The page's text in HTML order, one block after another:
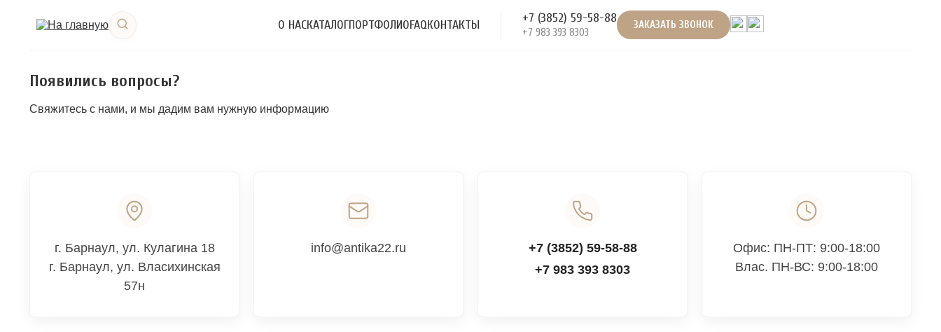
О НАСКАТАЛОГПОРТФОЛИОFAQКОНТАКТЫ +7 (3852) 59-58-88
+7 983 393 8303
ЗАКАЗАТЬ ЗВОНОК
Появились вопросы?
Свяжитесь с нами, и мы дадим вам нужную информацию
г. Барнаул, ул. Кулагина 18
г. Барнаул, ул. Власихинская
57н
info@antika22.ru
+7 (3852) 59-58-88
+7 983 393 8303
Офис: ПН-ПТ: 9:00-18:00
Влас. ПН-ВС: 9:00-18:00